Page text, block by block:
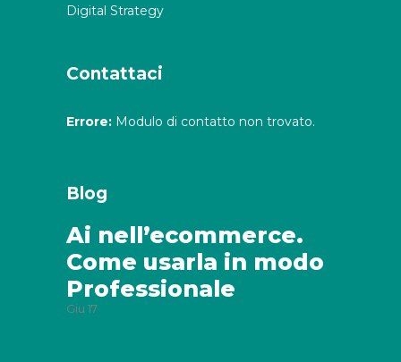
Digital Strategy
Contattaci
Errore: Modulo di contatto non trovato.
Blog
Ai nell’ecommerce.
Come usarla in modo
Professionale
Giu 17